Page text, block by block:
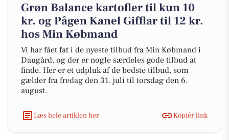
Grøn Balance kartofler til kun 10
kr. og Pågen Kanel Gifflar til 12 kr.
hos Min Købmand
Vi har fået fat i de nyeste tilbud fra Min Købmand i
Daugård, og der er nogle særdeles gode tilbud at
finde. Her er et udpluk af de bedste tilbud, som
gælder fra fredag den 31. juli til torsdag den 6.
august.
Læs hele artiklen her Kopiér link